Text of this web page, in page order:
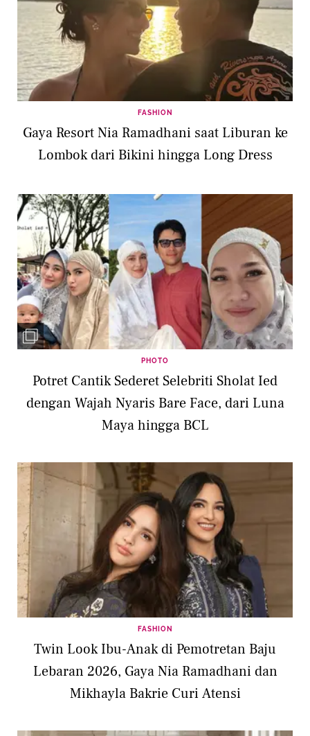
FASHION
Gaya Resort Nia Ramadhani saat Liburan ke
Lombok dari Bikini hingga Long Dress
PHOTO
Potret Cantik Sederet Selebriti Sholat Ied
dengan Wajah Nyaris Bare Face, dari Luna
Maya hingga BCL
FASHION
Twin Look Ibu-Anak di Pemotretan Baju
Lebaran 2026, Gaya Nia Ramadhani dan
Mikhayla Bakrie Curi Atensi